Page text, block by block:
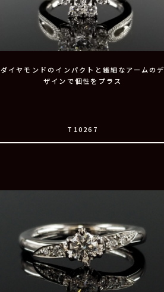
ダイヤモンドのインパクトと繊細なアームのデ
ザインで個性をプラス
T10267